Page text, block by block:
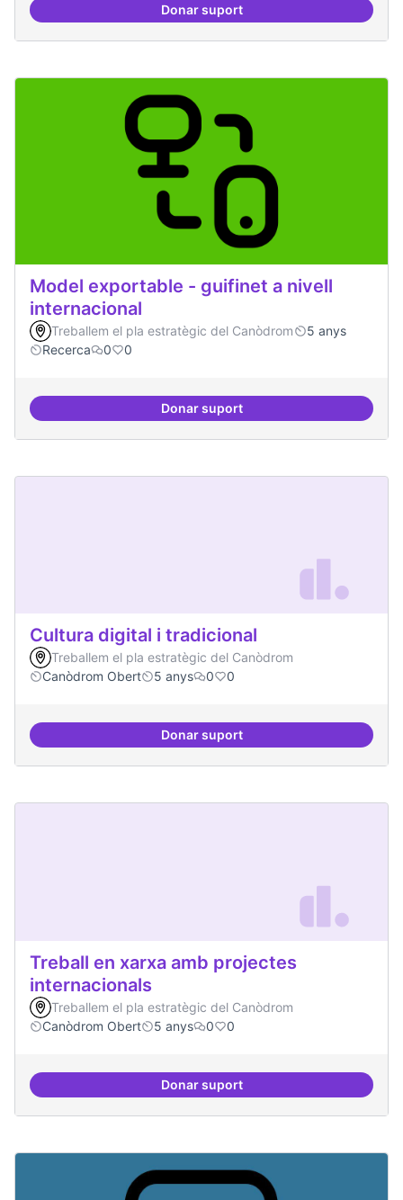
Donar suportXarxa internacional d'ateneus -
Model exportable - guifinet a nivell
internacional
Treballem el pla estratègic del Canòdrom
5 anys
Recerca
0 0
Donar suportModel exportable - guifinet a
Cultura digital i tradicional
Treballem el pla estratègic del Canòdrom
Canòdrom Obert
5 anys 0 0
Donar suportCultura digital i tradicional
Treball en xarxa amb projectes
internacionals
Treballem el pla estratègic del Canòdrom
Canòdrom Obert
5 anys 0 0
Donar suportTreball en xarxa amb projectes